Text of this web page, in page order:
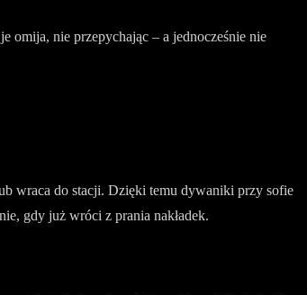
omija, nie przepychając – a jednocześnie nie
wraca do stacji. Dzięki temu dywaniki przy sofie
gdy już wróci z prania nakładek.